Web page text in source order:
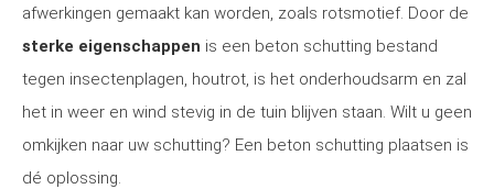
afwerkingen gemaakt kan worden, zoals rotsmotief. Door de
sterke eigenschappen is een beton schutting bestand
tegen insectenplagen, houtrot, is het onderhoudsarm en zal
het in weer en wind stevig in de tuin blijven staan. Wilt u geen
omkijken naar uw schutting? Een beton schutting plaatsen is
dé oplossing.